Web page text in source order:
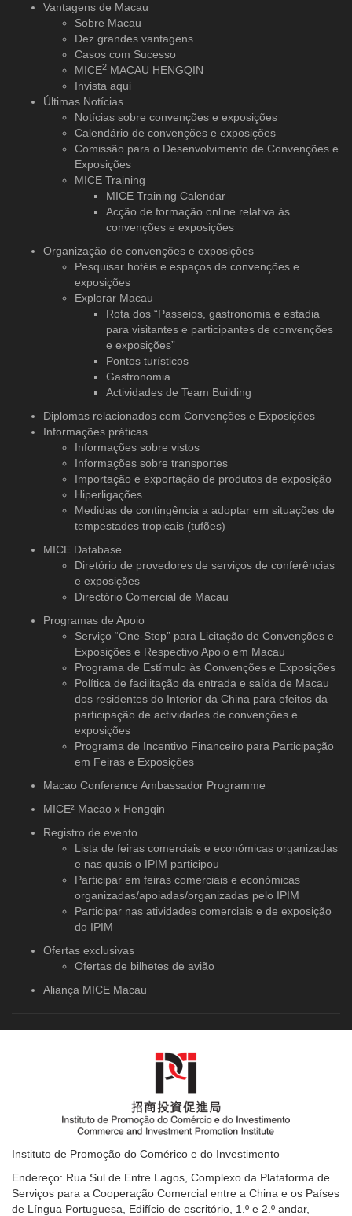
Vantagens de Macau
Sobre Macau
Dez grandes vantagens
Casos com Sucesso
MICE2 MACAU HENGQIN
Invista aqui
Últimas Notícias
Notícias sobre convenções e exposições
Calendário de convenções e exposições
Comissão para o Desenvolvimento de Convenções e
Exposições
MICE Training
MICE Training Calendar
Acção de formação online relativa às
convenções e exposições
Organização de convenções e exposições
Pesquisar hotéis e espaços de convenções e
exposições
Explorar Macau
Rota dos “Passeios, gastronomia e estadia
para visitantes e participantes de convenções
e exposições”
Pontos turísticos
Gastronomia
Actividades de Team Building
Diplomas relacionados com Convenções e Exposições
Informações práticas
Informações sobre vistos
Informações sobre transportes
Importação e exportação de produtos de exposição
Hiperligações
Medidas de contingência a adoptar em situações de
tempestades tropicais (tufões)
MICE Database
Diretório de provedores de serviços de conferências
e exposições
Directório Comercial de Macau
Programas de Apoio
Serviço “One-Stop” para Licitação de Convenções e
Exposições e Respectivo Apoio em Macau
Programa de Estímulo às Convenções e Exposições
Política de facilitação da entrada e saída de Macau
dos residentes do Interior da China para efeitos da
participação de actividades de convenções e
exposições
Programa de Incentivo Financeiro para Participação
em Feiras e Exposições
Macao Conference Ambassador Programme
MICE² Macao x Hengqin
Registro de evento
Lista de feiras comerciais e económicas organizadas
e nas quais o IPIM participou
Participar em feiras comerciais e económicas
organizadas/apoiadas/organizadas pelo IPIM
Participar nas atividades comerciais e de exposição
do IPIM
Ofertas exclusivas
Ofertas de bilhetes de avião
Aliança MICE Macau
Instituto de Promoção do Comérico e do Investimento
Endereço: Rua Sul de Entre Lagos, Complexo da Plataforma de
Serviços para a Cooperação Comercial entre a China e os Países
de Língua Portuguesa, Edifício de escritório, 1.º e 2.º andar,